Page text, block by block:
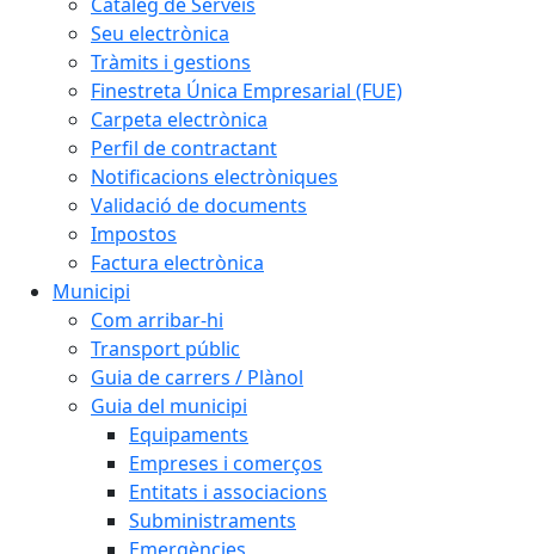
Seu electrònica
Tràmits i gestions
Finestreta Única Empresarial (FUE)
Carpeta electrònica
Perfil de contractant
Notificacions electròniques
Validació de documents
Impostos
Factura electrònica
Municipi
Com arribar-hi
Transport públic
Guia de carrers / Plànol
Guia del municipi
Equipaments
Empreses i comerços
Entitats i associacions
Subministraments